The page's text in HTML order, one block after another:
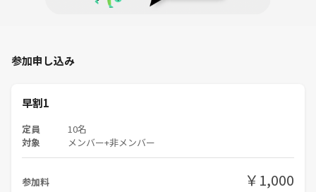
参加申し込み
早割1
定員 10名
対象 メンバー+非メンバー
参加料 ￥1,000